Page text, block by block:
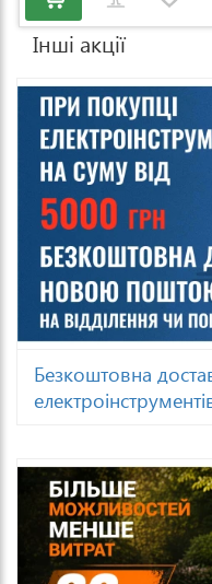
Інші акції
Безкоштовна